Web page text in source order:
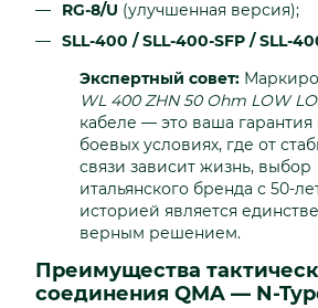
RG-8/U (улучшенная версия);
SLL-400 / SLL-400-SFP / SLL-
Экспертный совет:
WL 400 ZHN 50 Ohm LOW
кабеле — это ваша гарантия
боевых условиях, где от
связи зависит жизнь, выбор
итальянского бренда с 50-
историей является
верным решением.
Преимущества
соединения QMA — N-